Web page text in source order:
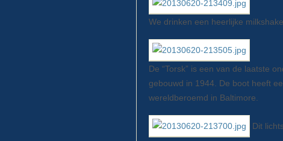
We drinken een heerlijke
De “Torsk” is een van de laatste
gebouwd in 1944. De boot heeft
wereldberoemd in Baltimore.
Dit